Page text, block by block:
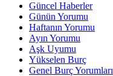
Güncel Haberler
Günün Yorumu
Haftanın Yorumu
Ayın Yorumu
Aşk Uyumu
Yükselen Burç
Genel Burç Yorumları